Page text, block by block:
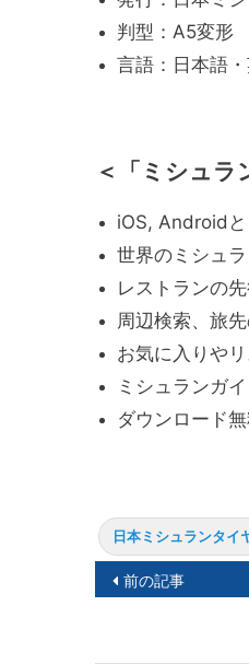
判型：A5変形
言語：日本語
＜「 ミシュラ
iOS, Android
世界のミシュ
レストランの
周辺検索、旅
お気に入りや
ミシュランガ
ダウンロード
日本ミシュランタイ
投前の記事